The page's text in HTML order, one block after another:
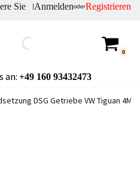
Sie |AnmeldenoderRegistrieren
0
an: +49160 93432473
DSG Getriebe VW Tiguan